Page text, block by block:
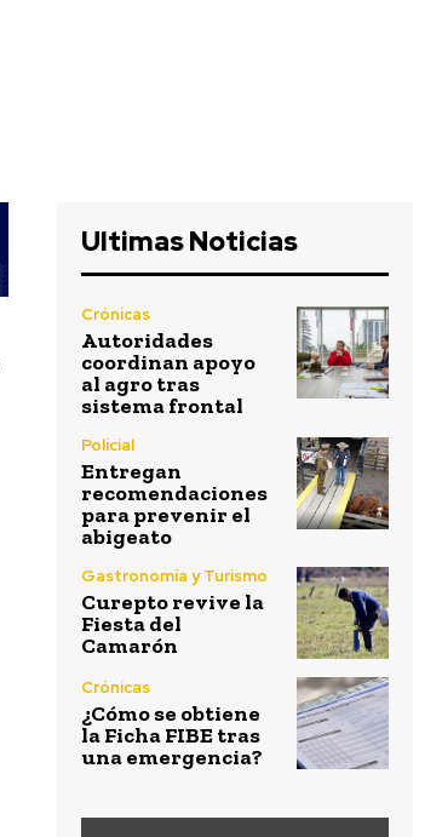
Ultimas Noticias
Crónicas
Autoridades
coordinan apoyo
al agro tras
sistema frontal
Policial
Entregan
recomendaciones
para prevenir el
abigeato
Gastronomía y Turismo
Curepto revive la
Fiesta del
Camarón
Crónicas
¿Cómo se obtiene
la Ficha FIBE tras
una emergencia?